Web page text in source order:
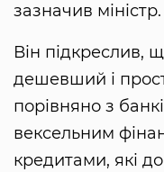
зазначив міністр.
Він підкреслив,
дешевший і
порівняно з
вексельним
кредитами, які